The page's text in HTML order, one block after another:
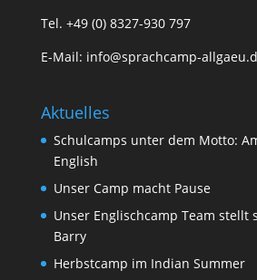
Tel. +49 (0) 8327-930 797
E-Mail: info@sprachcamp-
Aktuelles
Schulcamps unter dem Motto:
English
Unser Camp macht Pause
Unser Englischcamp Team stellt
Barry
Herbstcamp im Indian Summer